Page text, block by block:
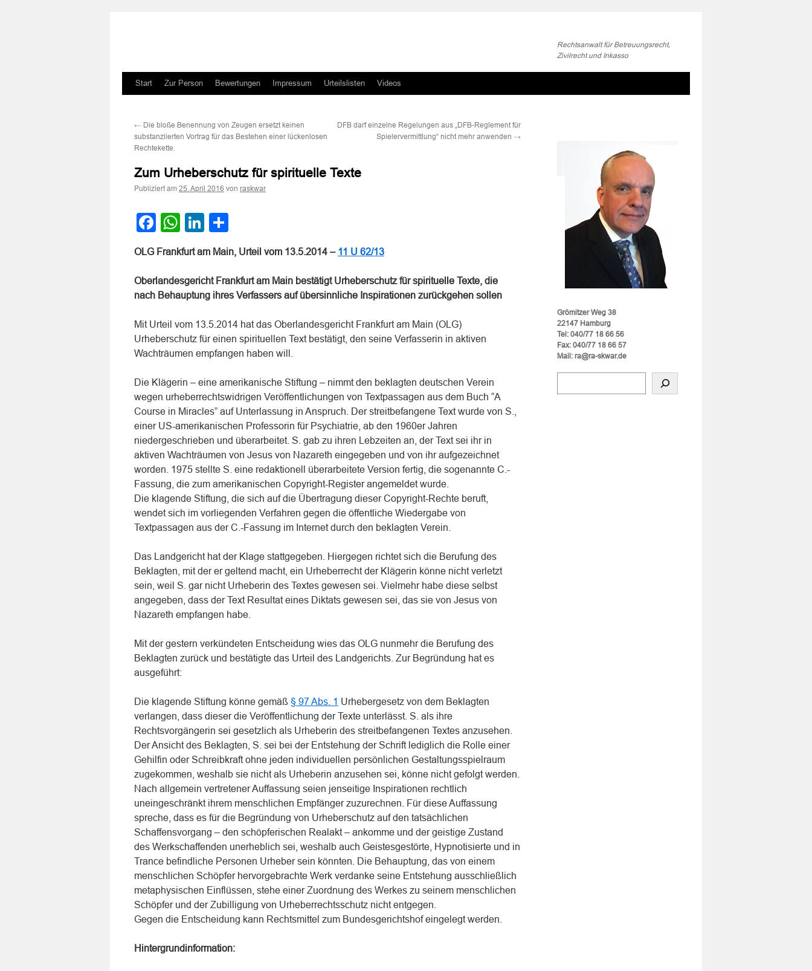
Rechtsanwalt für Betreuungsrecht,
Zivilrecht und Inkasso
Zum
springen
Start Zur Person Bewertungen Impressum Urteilslisten Videos
← Die bloße Benennung von Zeugen ersetzt keinen
substanziierten Vortrag für das Bestehen einer lückenlosen
Rechtekette.
DFB darf einzelne Regelungen aus „DFB-Reglement für
Spielervermittlung“ nicht mehr anwenden →
Zum Urheberschutz für spirituelle Texte
Publiziert am 25. April 2016 von raskwar
Facebook
WhatsApp
LinkedIn
OLG Frankfurt am Main, Urteil vom 13.5.2014 – 11 U 62/13
Oberlandesgericht Frankfurt am Main bestätigt Urheberschutz für spirituelle Texte, die
nach Behauptung ihres Verfassers auf übersinnliche Inspirationen zurückgehen sollen
Mit Urteil vom 13.5.2014 hat das Oberlandesgericht Frankfurt am Main (OLG)
Urheberschutz für einen spirituellen Text bestätigt, den seine Verfasserin in aktiven
Wachträumen empfangen haben will.
Die Klägerin – eine amerikanische Stiftung – nimmt den beklagten deutschen Verein
wegen urheberrechtswidrigen Veröffentlichungen von Textpassagen aus dem Buch “A
Course in Miracles” auf Unterlassung in Anspruch. Der streitbefangene Text wurde von S.,
einer US-amerikanischen Professorin für Psychiatrie, ab den 1960er Jahren
niedergeschrieben und überarbeitet. S. gab zu ihren Lebzeiten an, der Text sei ihr in
aktiven Wachträumen von Jesus von Nazareth eingegeben und von ihr aufgezeichnet
worden. 1975 stellte S. eine redaktionell überarbeitete Version fertig, die sogenannte C.-
Fassung, die zum amerikanischen Copyright-Register angemeldet wurde.
Die klagende Stiftung, die sich auf die Übertragung dieser Copyright-Rechte beruft,
wendet sich im vorliegenden Verfahren gegen die öffentliche Wiedergabe von
Textpassagen aus der C.-Fassung im Internet durch den beklagten Verein.
Das Landgericht hat der Klage stattgegeben. Hiergegen richtet sich die Berufung des
Beklagten, mit der er geltend macht, ein Urheberrecht der Klägerin könne nicht verletzt
sein, weil S. gar nicht Urheberin des Textes gewesen sei. Vielmehr habe diese selbst
angegeben, dass der Text Resultat eines Diktats gewesen sei, das sie von Jesus von
Nazareth empfangen habe.
Mit der gestern verkündeten Entscheidung wies das OLG nunmehr die Berufung des
Beklagten zurück und bestätigte das Urteil des Landgerichts. Zur Begründung hat es
ausgeführt:
Die klagende Stiftung könne gemäß § 97 Abs. 1 Urhebergesetz von dem Beklagten
verlangen, dass dieser die Veröffentlichung der Texte unterlässt. S. als ihre
Rechtsvorgängerin sei gesetzlich als Urheberin des streitbefangenen Textes anzusehen.
Der Ansicht des Beklagten, S. sei bei der Entstehung der Schrift lediglich die Rolle einer
Gehilfin oder Schreibkraft ohne jeden individuellen persönlichen Gestaltungsspielraum
zugekommen, weshalb sie nicht als Urheberin anzusehen sei, könne nicht gefolgt werden.
Nach allgemein vertretener Auffassung seien jenseitige Inspirationen rechtlich
uneingeschränkt ihrem menschlichen Empfänger zuzurechnen. Für diese Auffassung
spreche, dass es für die Begründung von Urheberschutz auf den tatsächlichen
Schaffensvorgang – den schöpferischen Realakt – ankomme und der geistige Zustand
des Werkschaffenden unerheblich sei, weshalb auch Geistesgestörte, Hypnotisierte und in
Trance befindliche Personen Urheber sein könnten. Die Behauptung, das von einem
menschlichen Schöpfer hervorgebrachte Werk verdanke seine Entstehung ausschließlich
metaphysischen Einflüssen, stehe einer Zuordnung des Werkes zu seinem menschlichen
Schöpfer und der Zubilligung von Urheberrechtsschutz nicht entgegen.
Gegen die Entscheidung kann Rechtsmittel zum Bundesgerichtshof eingelegt werden.
Hintergrundinformation:
Grömitzer Weg 38
22147 Hamburg
Tel: 040/77 18 66 56
Fax: 040/77 18 66 57
Mail: ra@ra-skwar.de